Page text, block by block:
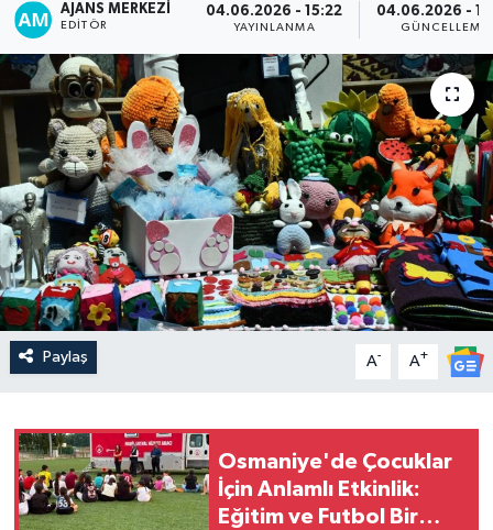
AJANS MERKEZI
EDITÖR
04.06.2026 - 15:22
YAYINLANMA
04.06.2026 -
GÜNCELLEME
Paylaş A- A+
Osmaniye'de Çocuklar
İçin Anlamlı Etkinlik:
Eğitim ve Futbol Bir